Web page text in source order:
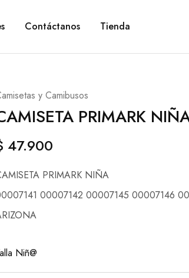
Contáctanos Tienda
y Camibusos
PRIMARK
47.900
PRIMARK NIÑA
00007142 00007145 00007146
Niñ@